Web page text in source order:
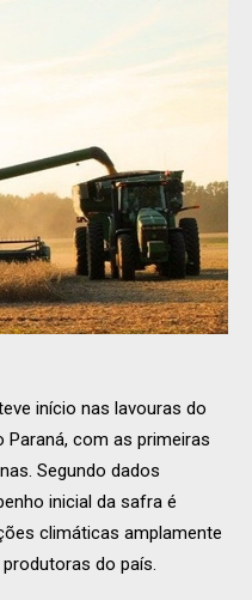
início nas lavouras do
com as primeiras
Segundo dados
inicial da safra é
climáticas amplamente
do país.